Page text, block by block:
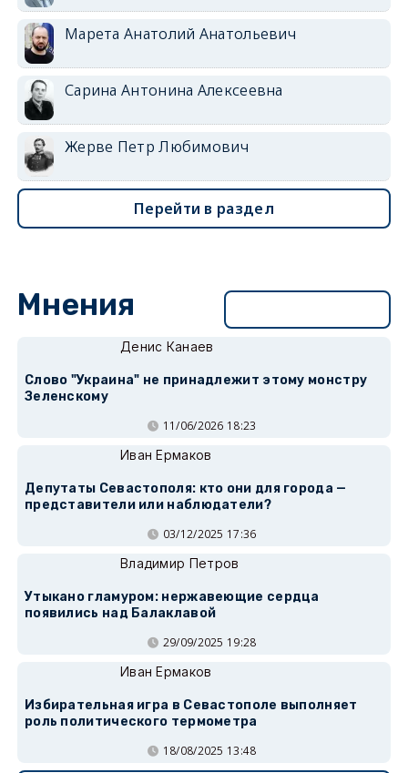
Марета Анатолий Анатольевич
Сарина Антонина Алексеевна
Жерве Петр Любимович
Перейти в раздел
Мнения
Денис Канаев
Слово "Украина" не принадлежит этому монстру
Зеленскому
11/06/2026 18:23
Иван Ермаков
Депутаты Севастополя: кто они для города —
представители или наблюдатели?
03/12/2025 17:36
Владимир Петров
Утыкано гламуром: нержавеющие сердца
появились над Балаклавой
29/09/2025 19:28
Иван Ермаков
Избирательная игра в Севастополе выполняет
роль политического термометра
18/08/2025 13:48